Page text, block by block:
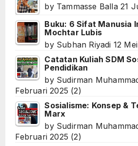
by Tammasse Balla 21
Buku: 6 Sifat Manusia
Mochtar Lubis
by Subhan Riyadi 12
Catatan Kuliah SDM
Pendidikan
by Sudirman
Februari 2025 (2)
Sosialisme: Konsep &
Marx
by Sudirman
Februari 2025 (2)